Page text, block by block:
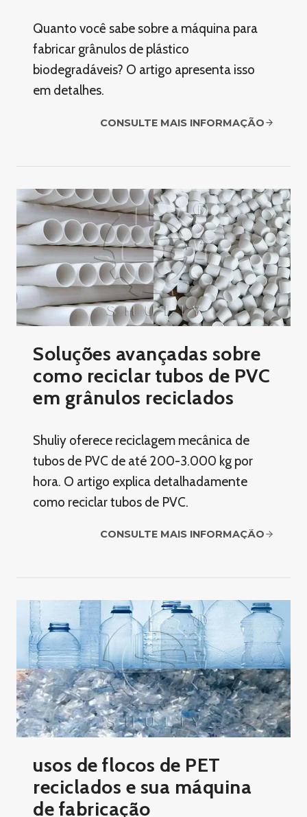
Quanto você sabe sobre a máquina para
fabricar grânulos de plástico
biodegradáveis? O artigo apresenta isso
em detalhes.
CONSULTE MAIS INFORMAÇÃO
Soluções avançadas sobre
como reciclar tubos de PVC
em grânulos reciclados
Shuliy oferece reciclagem mecânica de
tubos de PVC de até 200-3.000 kg por
hora. O artigo explica detalhadamente
como reciclar tubos de PVC.
CONSULTE MAIS INFORMAÇÃO
usos de flocos de PET
reciclados e sua máquina
de fabricação